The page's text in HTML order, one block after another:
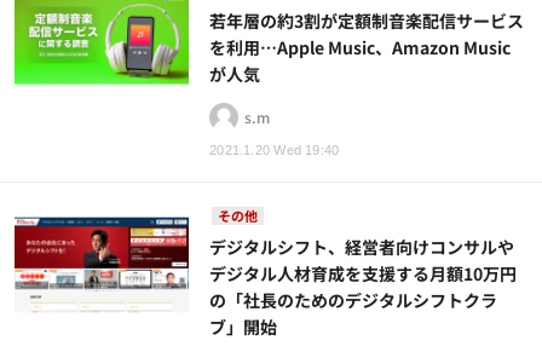
2021.1.20 Wed 19:40
若年層の約3割が定額制音楽配信サービス
を利用…Apple Music、Amazon Music
が人気
s.m
その他
デジタルシフト、経営者向けコンサルや
デジタル人材育成を支援する月額10万円
の「社長のためのデジタルシフトクラ
ブ」開始